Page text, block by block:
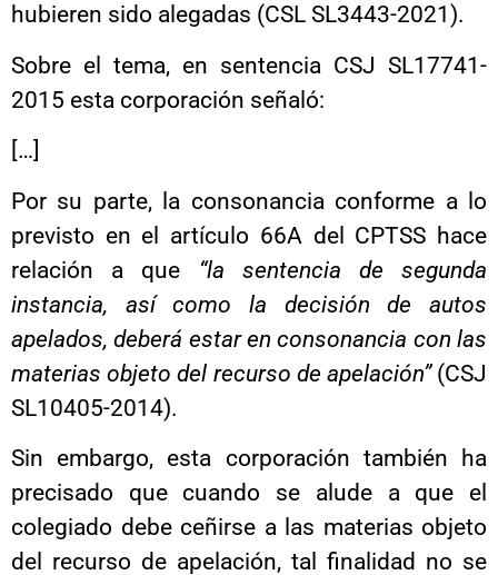
hubieren sido alegadas (CSL SL3443-2021).
Sobre el tema, en sentencia CSJ SL17741-
2015 esta corporación señaló:
[…]
Por su parte, la consonancia conforme a lo
previsto en el artículo 66A del CPTSS hace
relación a que
“la sentencia de segunda
instancia, así como la decisión de autos
apelados, deberá estar en consonancia con las
materias objeto del recurso de apelación” (CSJ
SL10405-2014).
Sin embargo, esta corporación también ha
precisado que cuando se alude a que el
colegiado debe ceñirse a las materias objeto
del recurso de apelación, tal finalidad no se